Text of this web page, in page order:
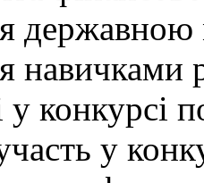
навичками
у конкурсі
у